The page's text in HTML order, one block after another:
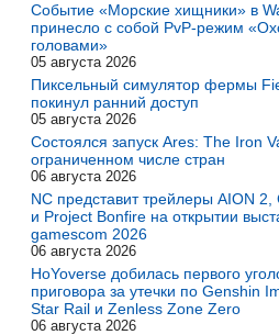
Событие «Морские хищники» в
принесло с собой PvP-режим
головами»
05 августа 2026
Пиксельный симулятор фермы
покинул ранний доступ
05 августа 2026
Состоялся запуск Ares: The Iron
ограниченном числе стран
06 августа 2026
NC представит трейлеры AION 2,
и Project Bonfire на открытии
gamescom 2026
06 августа 2026
HoYoverse добилась первого
приговора за утечки по Genshin
Star Rail и Zenless Zone Zero
06 августа 2026